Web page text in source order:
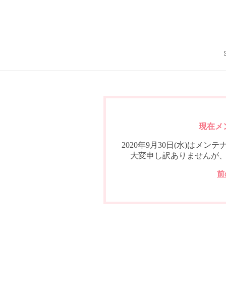
現在メ
2020年9月30日(水)はメンテ
大変申し訳ありませんが
前